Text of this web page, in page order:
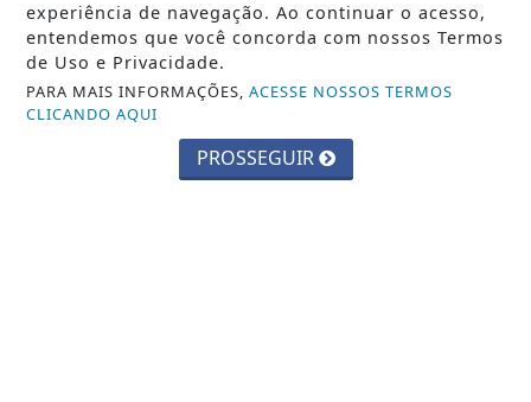
MAIS POSTAGENS
experiência de navegação. Ao continuar o acesso,
entendemos que você concorda com nossos Termos
de Uso e Privacidade.
PARA MAIS INFORMAÇÕES,ACESSE NOSSOS TERMOS
CLICANDO AQUI
PROSSEGUIR